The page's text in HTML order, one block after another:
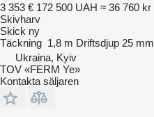
3 353 € 172 500 UAH ≈ 36 760 kr
Skivharv
Skick ny
Täckning 1,8 m Driftsdjup 25 mm
Ukraina, Kyiv
TOV «FERM Ye»
Kontakta säljaren